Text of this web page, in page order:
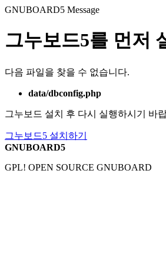
GNUBOARD5 Message
그누보드5를 먼저
다음 파일을 찾을 수 없습니다.
data/dbconfig.php
그누보드 설치 후 다시 실행하시기 바
그누보드5 설치하기
GNUBOARD5
GPL! OPEN SOURCE GNUBOARD